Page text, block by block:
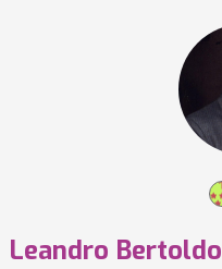
Leandro Bertoldo